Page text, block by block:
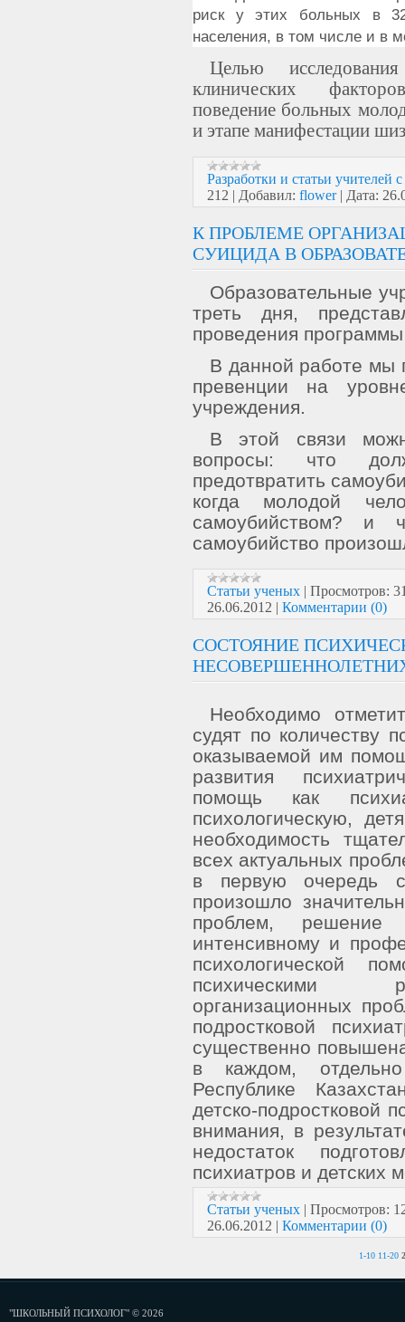
риск у этих больных в
населения, в том числе и в
Целью
клинических
поведение больных
и этапе манифестации
Разработки и статьи учителей
212 | Добавил: flower| Дата:
К ПРОБЛЕМЕ
СУИЦИДА В
Образовательные
треть дня,
проведения
В данной работе мы
превенции на
учреждения.
В этой связи
вопросы: что
предотвратить
когда молодой
самоубийством? и
самоубийство
Статьи ученых | Просмотров:
26.06.2012 | Комментарии (0)
СОСТОЯНИЕ
Необходимо
судят по количеству
оказываемой им
развития
помощь как
психологическую,
необходимость
всех актуальных
в первую очередь
произошло
проблем,
интенсивному и
психологической
психическими
организационных
подростковой
существенно
в каждом,
Республике
детско-подростковой
внимания, в
недостаток
психиатров и детских
Статьи ученых | Просмотров:
26.06.2012 | Комментарии (0)
1-10 11-20
"ШКОЛЬНЫЙ ПСИХОЛОГ" © 2026